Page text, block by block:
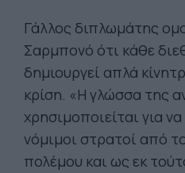
Γάλλος διπλωμάτης
Σαρμπονό ότι κάθε
δημιουργεί απλά
κρίση. «Η γλώσσα της
χρησιμοποιείται για
νόμιμοι στρατοί από
πολέμου και ως εκ